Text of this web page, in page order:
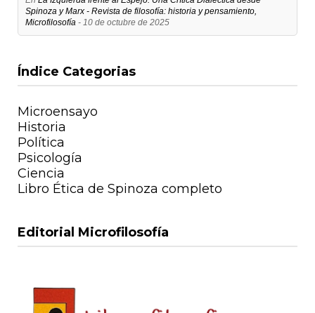
Spinoza y Marx - Revista de filosofía: historia y pensamiento,
Microfilosofía - 10 de octubre de 2025
Índice Categorias
Microensayo
Historia
Política
Psicología
Ciencia
Libro Ética de Spinoza completo
Editorial Microfilosofía